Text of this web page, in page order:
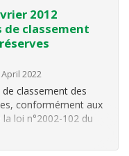
2012
classement
2022
classement des
conformément aux
loi n°2002-102 du
la gestion et au